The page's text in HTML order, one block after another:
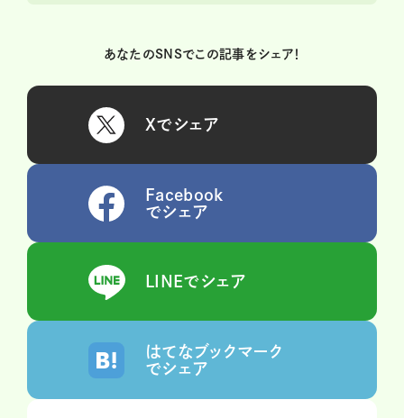
あなたのSNSでこの記事をシェア！
Xでシェア
Facebook
でシェア
LINEでシェア
はてなブックマーク
でシェア